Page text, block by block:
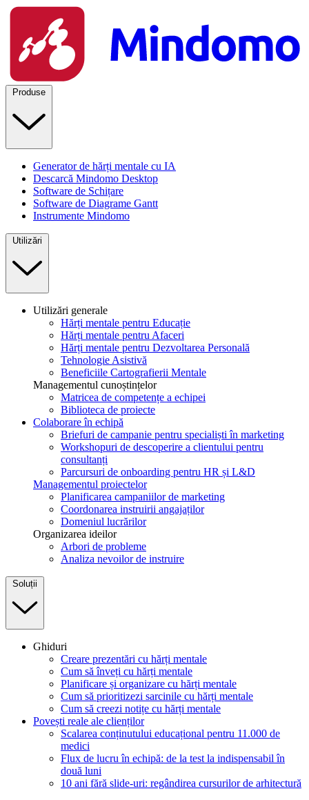
Produse
Generator de hărți mentale cu IA
Descarcă Mindomo Desktop
Software de Schițare
Software de Diagrame Gantt
Instrumente Mindomo
Utilizări
Utilizări generale
Hărți mentale pentru Educație
Hărți mentale pentru Afaceri
Hărți mentale pentru Dezvoltarea Personală
Tehnologie Asistivă
Beneficiile Cartografierii Mentale
Managementul cunoștințelor
Matricea de competențe a echipei
Biblioteca de proiecte
Colaborare în echipă
Briefuri de campanie pentru specialiști în marketing
Workshopuri de descoperire a clientului pentru
consultanți
Parcursuri de onboarding pentru HR și L&D
Managementul proiectelor
Planificarea campaniilor de marketing
Coordonarea instruirii angajaților
Domeniul lucrărilor
Organizarea ideilor
Arbori de probleme
Analiza nevoilor de instruire
Soluții
Ghiduri
Creare prezentări cu hărți mentale
Cum să înveți cu hărți mentale
Planificare și organizare cu hărți mentale
Cum să prioritizezi sarcinile cu hărți mentale
Cum să creezi notițe cu hărți mentale
Povești reale ale clienților
Scalarea conținutului educațional pentru 11.000 de
medici
Flux de lucru în echipă: de la test la indispensabil în
două luni
10 ani fără slide-uri: regândirea cursurilor de arhitectură